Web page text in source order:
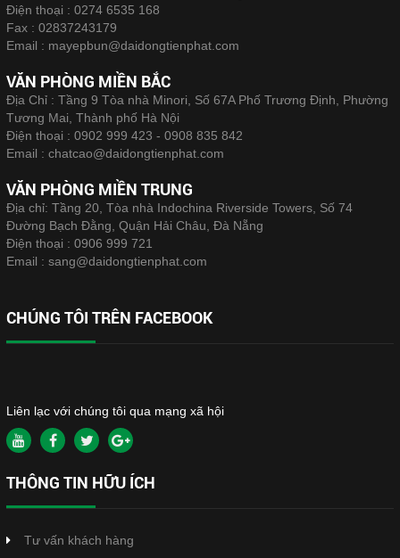
Điện thoại : 0274 6535 168
Fax : 02837243179
Email : mayepbun@daidongtienphat.com
VĂN PHÒNG MIỀN BẮC
Địa Chỉ : Tầng 9 Tòa nhà Minori, Số 67A Phố Trương Định, Phường
Tương Mai, Thành phố Hà Nội
Điện thoại : 0902 999 423 - 0908 835 842
Email : chatcao@daidongtienphat.com
VĂN PHÒNG MIỀN TRUNG
Địa chỉ: Tầng 20, Tòa nhà Indochina Riverside Towers, Số 74
Đường Bạch Đằng, Quận Hải Châu, Đà Nẵng
Điện thoại : 0906 999 721
Email : sang@daidongtienphat.com
CHÚNG TÔI TRÊN FACEBOOK
Liên lạc với chúng tôi qua mạng xã hội
THÔNG TIN HỮU ÍCH
Tư vấn khách hàng